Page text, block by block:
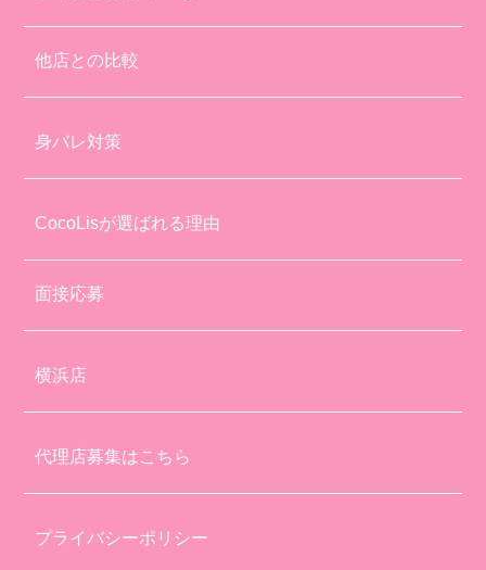
他店との比較
身バレ対策
CocoLisが選ばれる理由
面接応募
横浜店
代理店募集はこちら
プライバシーポリシー